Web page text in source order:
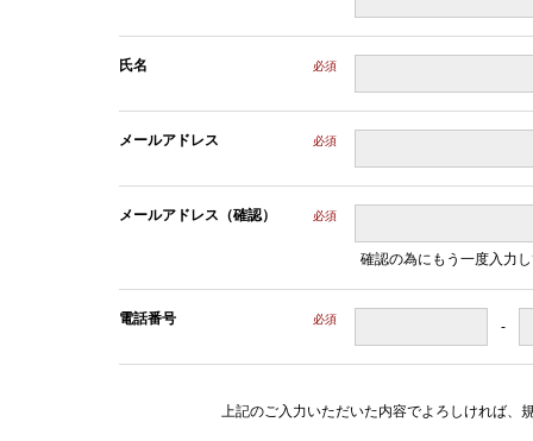
氏名 必須
メールアドレス 必須
メールアドレス（確認） 必須
確認の為にもう一度入力
電話番号 必須 -
上記のご入力いただいた内容でよろしければ